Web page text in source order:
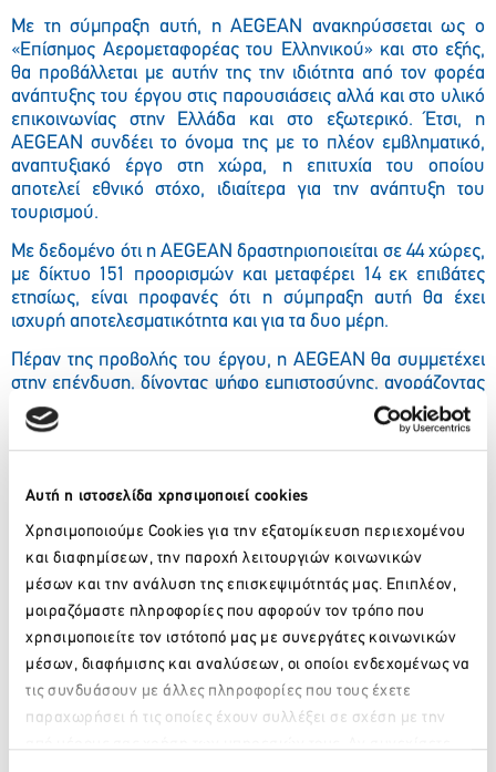
Αυτή η ιστοσελίδα χρησιμοποιεί cookies
Χρησιμοποιούμε Cookies για την εξατομίκευση περιεχομένου
και διαφημίσεων, την παροχή λειτουργιών κοινωνικών
μέσων και την ανάλυση της επισκεψιμότητάς μας. Επιπλέον,
μοιραζόμαστε πληροφορίες που αφορούν τον τρόπο που
χρησιμοποιείτε τον ιστότοπό μας με συνεργάτες κοινωνικών
μέσων, διαφήμισης και αναλύσεων, οι οποίοι ενδεχομένως να
τις συνδυάσουν με άλλες πληροφορίες που τους έχετε
παραχωρήσει ή τις οποίες έχουν συλλέξει σε σχέση με την
Με τη σύμπραξη αυτή, η AEGEAN ανακηρύσσεται ως ο
«Επίσημος Αερομεταφορέας του Ελληνικού» και στο εξής,
θα προβάλλεται με αυτήν της την ιδιότητα από τον φορέα
ανάπτυξης του έργου στις παρουσιάσεις αλλά και στο υλικό
επικοινωνίας στην Ελλάδα και στο εξωτερικό. Έτσι, η
AEGEAN συνδέει το όνομα της με το πλέον εμβληματικό,
αναπτυξιακό έργο στη χώρα, η επιτυχία του οποίου
αποτελεί εθνικό στόχο, ιδιαίτερα για την ανάπτυξη του
τουρισμού.
Με δεδομένο ότι η AEGEAN δραστηριοποιείται σε 44 χώρες,
με δίκτυο 151 προορισμών και μεταφέρει 14 εκ επιβάτες
ετησίως, είναι προφανές ότι η σύμπραξη αυτή θα έχει
ισχυρή αποτελεσματικότητα και για τα δυο μέρη.
Πέραν της προβολής του έργου, η AEGEAN θα συμμετέχει
στην επένδυση, δίνοντας ψήφο εμπιστοσύνης, αγοράζοντας
ίδιες μετοχές της
που αντιστοιχούν στο
1.66% του μετοχικού της κεφαλαίου. Πρόθεση της είναι να
συμμετέχει και στην επικείμενη αύξηση μετοχικού
έχει αποκτήσει, διαμορφώνοντας έτσι, το σύνολο της
σκοπούμενης επένδυσης τηςAEGEANστο μετοχικό
κεφάλαιο της
Development
, στα 20 εκ ευρώ.
Αναφερόμενος στη σύμπραξη αυτή, ο Πρόεδρος της
AEGEAN κ. Ευτύχιος Βασιλάκης δήλωσε:«Το Ελληνικό,
είναι έργο πνοής και εθνικής σημασίας στον κύριο κόμβο,
στην καρδιά της δραστηριότητάς μας. Αναβαθμίζει το
πρόσωπο της Αθήνας και της χώρας στο εξωτερικό,
δημιουργεί νέους λόγους επίσκεψης, συμβάλλει στην
άμβλυνση της εποχικότητας του τουρισμού καθιερώνοντας
, η